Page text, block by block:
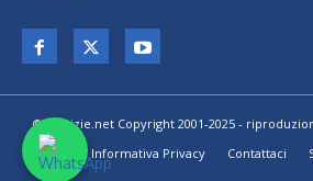
© Calvizie.net Copyright 2001-2025 -
Home
Informativa Privacy Contattaci